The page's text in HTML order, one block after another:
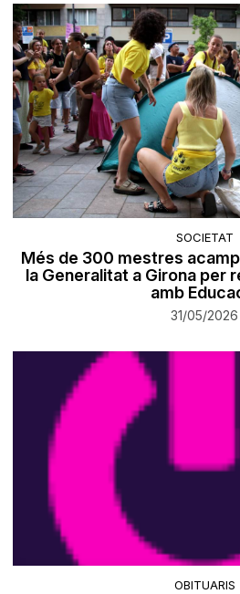
SOCIETAT
Més de 300 mestres
la Generalitat a Girona per
amb
31/05/2026
OBITUARIS